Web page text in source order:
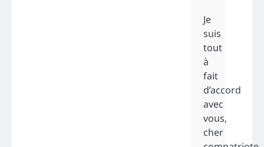
Je
suis
tout
à
fait
d’accord
avec
vous,
cher